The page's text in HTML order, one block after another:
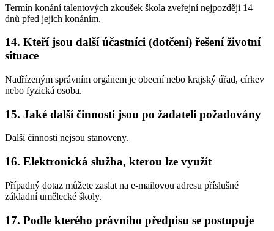
Termín konání talentových zkoušek škola zveřejní nejpozději 14
dnů před jejich konáním.
14. Kteří jsou další účastníci (dotčení) řešení životní
situace
Nadřízeným správním orgánem je obecní nebo krajský úřad, církev
nebo fyzická osoba.
15. Jaké další činnosti jsou po žadateli požadovány
Další činnosti nejsou stanoveny.
16. Elektronická služba, kterou lze využít
Případný dotaz můžete zaslat na e-mailovou adresu příslušné
základní umělecké školy.
17. Podle kterého právního předpisu se postupuje